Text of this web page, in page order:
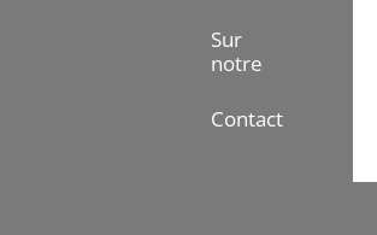
Sur
notre
Contact